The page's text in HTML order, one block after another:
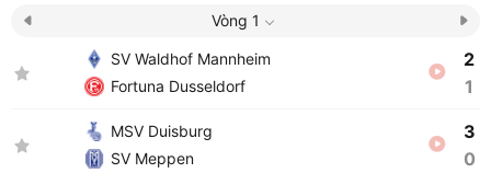
Vòng 1
SV Waldhof Mannheim
Fortuna Dusseldorf
2
1
MSV Duisburg
SV Meppen
3
0